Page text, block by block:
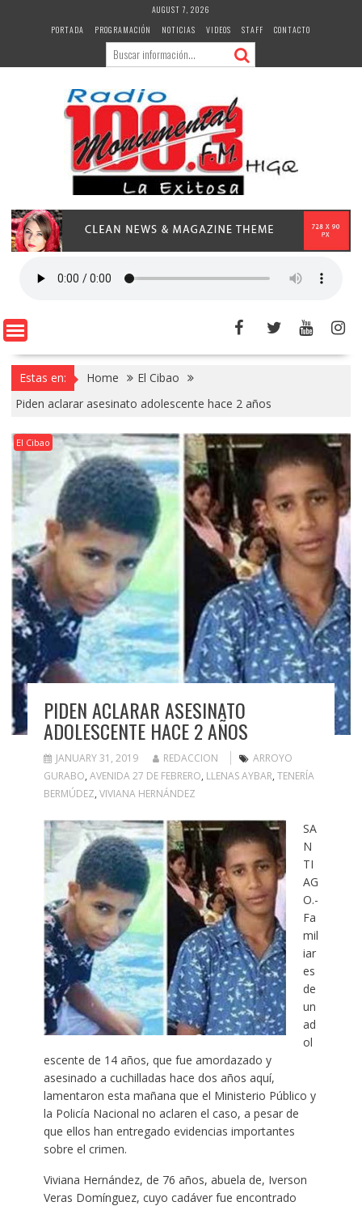
AUGUST 7, 2026
PORTADA
PROGRAMACIÓN NOTICIAS VIDEOS STAFF CONTACTO
Estas en: Home
El Cibao
Piden aclarar asesinato adolescente hace 2 años
El Cibao
PIDEN ACLARAR ASESINATO
ADOLESCENTE HACE 2 AÑOS
JANUARY 31, 2019 REDACCION
ARROYO
GURABO, AVENIDA 27 DE FEBRERO, LLENAS AYBAR, TENERÍA
BERMÚDEZ, VIVIANA HERNÁNDEZ
SA
N
TI
AG
O.-
Fa
mil
iar
es
de
un
ad
ol
escente de 14 años, que fue amordazado y
asesinado a cuchilladas hace dos años aquí,
lamentaron esta mañana que el Ministerio Público y
la Policía Nacional no aclaren el caso, a pesar de
que ellos han entregado evidencias importantes
sobre el crimen.
Viviana Hernández, de 76 años, abuela de, Iverson
Veras Domínguez, cuyo cadáver fue encontrado